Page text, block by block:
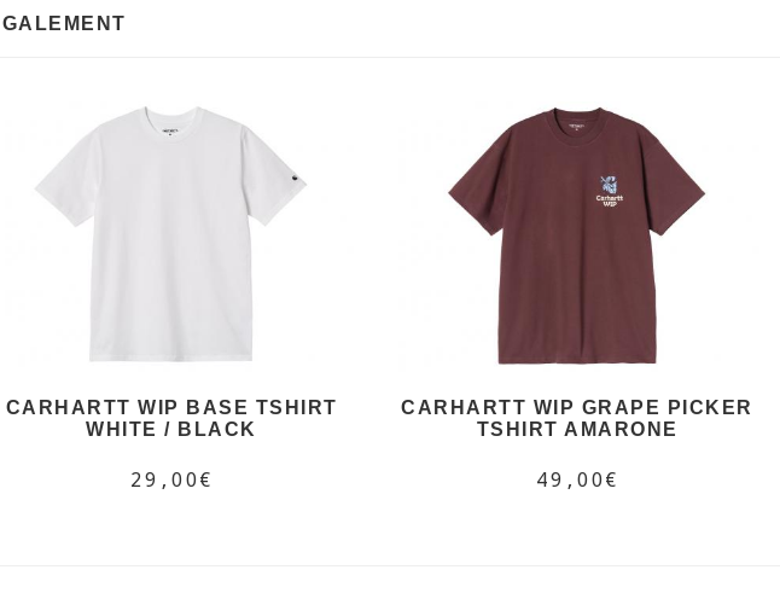
CARHARTT WIP BASE TSHIRT
WHITE / BLACK
29,00€
CARHARTT WIP GRAPE PICKER
TSHIRT AMARONE
49,00€